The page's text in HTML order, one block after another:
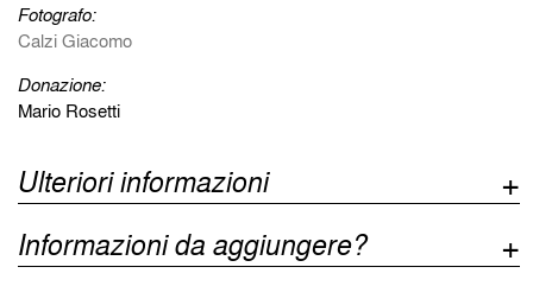
Fotografo:
Calzi Giacomo
Donazione:
Mario Rosetti
Ulteriori informazioni
Informazioni da aggiungere?